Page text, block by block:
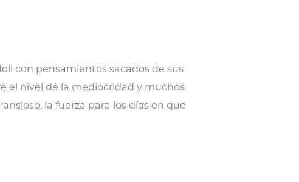
con pensamientos sacados de sus
el nivel de la mediocridad y muchos
la fuerza para los días en que